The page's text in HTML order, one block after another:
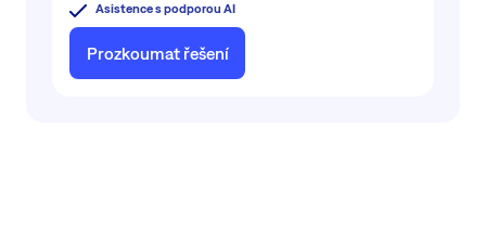
Asistence s podporou AI
Prozkoumat řešení